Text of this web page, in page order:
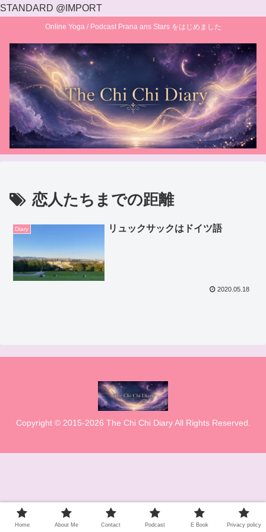
STANDARD @IMPORT
Online Yoga / Podcast Prana ans Stars をはじめました
恋人たちまでの距離
Diary リュックサックはドイツ語
2020.05.18
Copyright © 2015-2026 The Chi Chi Diary All Rights Reserved.
Home About Me Contact Podcast E Book Privacy policy